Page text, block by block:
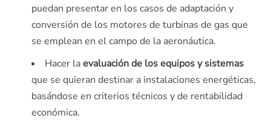
puedan presentar en los casos de adaptación y
conversión de los motores de turbinas de gas que
se emplean en el campo de la aeronáutica.
Hacer laevaluación de los equipos y sistemas
que se quieran destinar a instalaciones energéticas,
basándose en criterios técnicos y de rentabilidad
económica.